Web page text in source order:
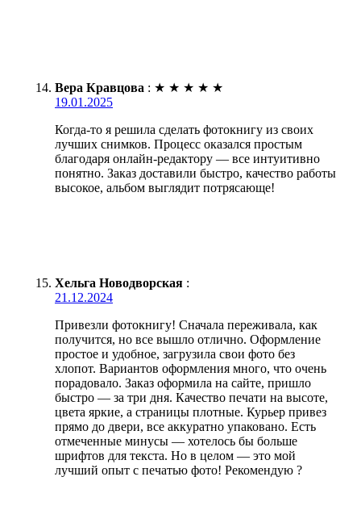
Вера Кравцова : ★ ★ ★ ★ ★
19.01.2025
Когда-то я решила сделать фотокнигу из своих
лучших снимков. Процесс оказался простым
благодаря онлайн-редактору — все интуитивно
понятно. Заказ доставили быстро, качество работы
высокое, альбом выглядит потрясающе!
Хельга Новодворская :
21.12.2024
Привезли фотокнигу! Сначала переживала, как
получится, но все вышло отлично. Оформление
простое и удобное, загрузила свои фото без
хлопот. Вариантов оформления много, что очень
порадовало. Заказ оформила на сайте, пришло
быстро — за три дня. Качество печати на высоте,
цвета яркие, а страницы плотные. Курьер привез
прямо до двери, все аккуратно упаковано. Есть
отмеченные минусы — хотелось бы больше
шрифтов для текста. Но в целом — это мой
лучший опыт с печатью фото! Рекомендую ?